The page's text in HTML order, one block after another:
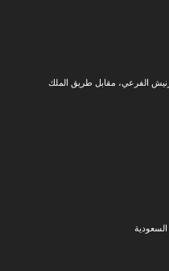
الفرعي، مقابل طريق الملك